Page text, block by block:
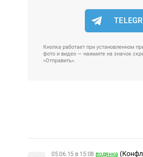
Кнопка работает при установленном
фото и видео — нажмите на значок
«Отправить».
05.06.15 в 15:08 водянка